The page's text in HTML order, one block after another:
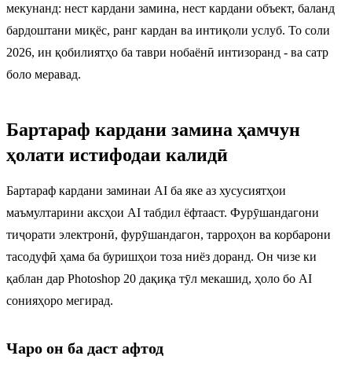
мекунанд: нест кардани замина, нест кардани объект, баланд
бардоштани миқёс, ранг кардан ва интиқоли услуб. То соли
2026, ин қобилиятҳо ба таври нобаёнӣ интизоранд - ва сатр
боло меравад.
Бартараф кардани замина ҳамчун
ҳолати истифодаи калидӣ
Бартараф кардани заминаи AI ба яке аз хусусиятҳои
маъмултарини аксҳои AI табдил ёфтааст. Фурӯшандагони
тиҷорати электронӣ, фурӯшандагон, тарроҳон ва корбарони
тасодуфӣ ҳама ба буришҳои тоза ниёз доранд. Он чизе ки
қаблан дар Photoshop 20 дақиқа тӯл мекашид, ҳоло бо AI
сонияҳоро мегирад.
Чаро он ба даст афтод